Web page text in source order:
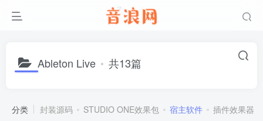
Ableton Live 共13篇
分类 封装源码 STUDIO ONE效果包 宿主软件
插件效果器